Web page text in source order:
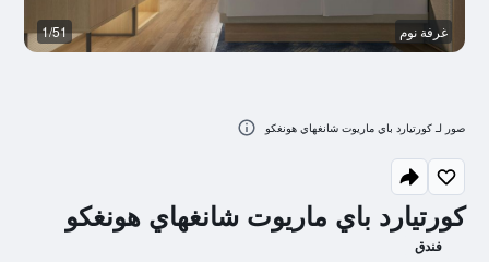
كورتيارد باي ماريوت شانغهاي هونغكو
فندق
غرفة نوم 1/51
صور لـ كورتيارد باي ماريوت شانغهاي هونغكو